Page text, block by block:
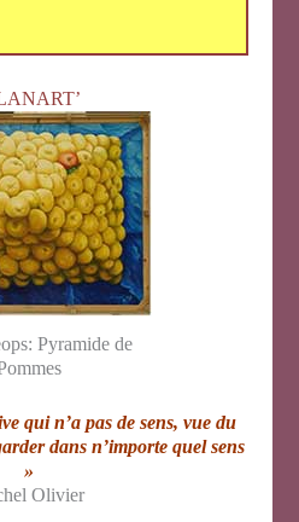
Pyramide de
qui n’a pas de sens, vue du
dans n’importe quel sens
»
Olivier